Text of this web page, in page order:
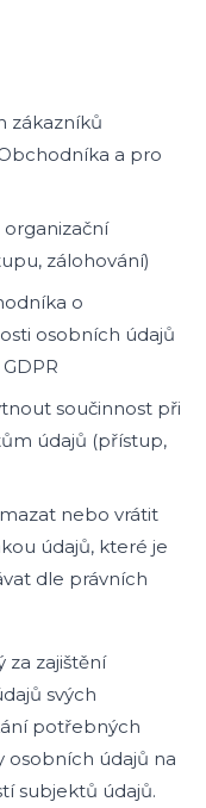
zákazníků
a pro
zálohování)
o
osobních údajů
součinnost při
údajů (přístup,
nebo vrátit
údajů, které je
dle právních
za zajištění
svých
potřebných
osobních údajů na
subjektů údajů.